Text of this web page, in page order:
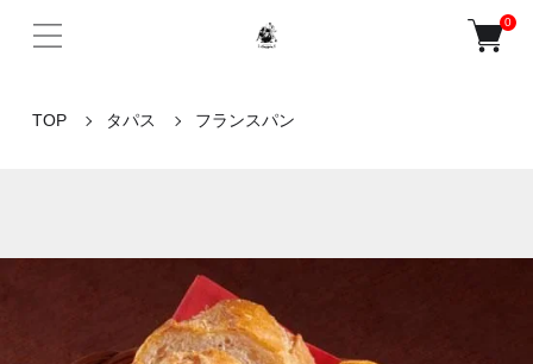
0
TOP タパス フランスパン